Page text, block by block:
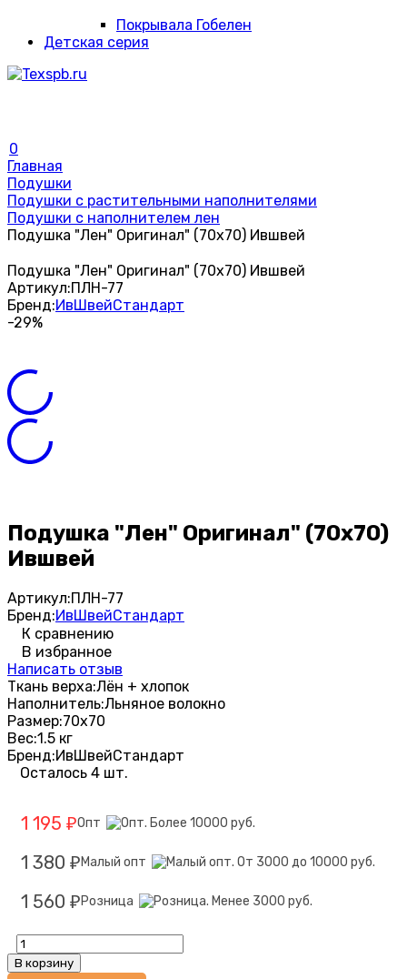
Покрывала Гобелен
Детская серия
0
Главная
Подушки
Подушки с растительными наполнителями
Подушки с наполнителем лен
Подушка "Лен" Оригинал" (70х70) Ившвей
Подушка "Лен" Оригинал" (70х70) Ившвей
Артикул:ПЛН-77
Бренд:ИвШвейСтандарт
-29%
Подушка "Лен" Оригинал" (70х70)
Ившвей
Артикул:ПЛН-77
Бренд:ИвШвейСтандарт
К сравнению
В избранное
Написать отзыв
Ткань верха:Лён + хлопок
Наполнитель:Льняное волокно
Размер:70х70
Вес:1.5 кг
Бренд:ИвШвейСтандарт
Осталось 4 шт.
1 195 ₽Опт
1 380 ₽ Малый опт
1 560 ₽ Розница
В корзину